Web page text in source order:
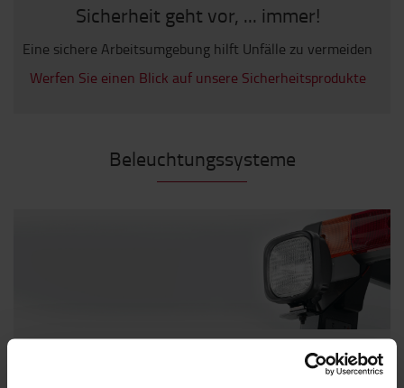
Sicherheit geht vor, ... immer!
Eine sichere Arbeitsumgebung hilft Unfälle zu vermeiden
Werfen Sie einen Blick auf unsere Sicherheitsprodukte
Beleuchtungssysteme